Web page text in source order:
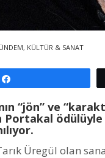
, KÜLTÜR & SANAT
“jön” ve
Portakal
Üregül olan